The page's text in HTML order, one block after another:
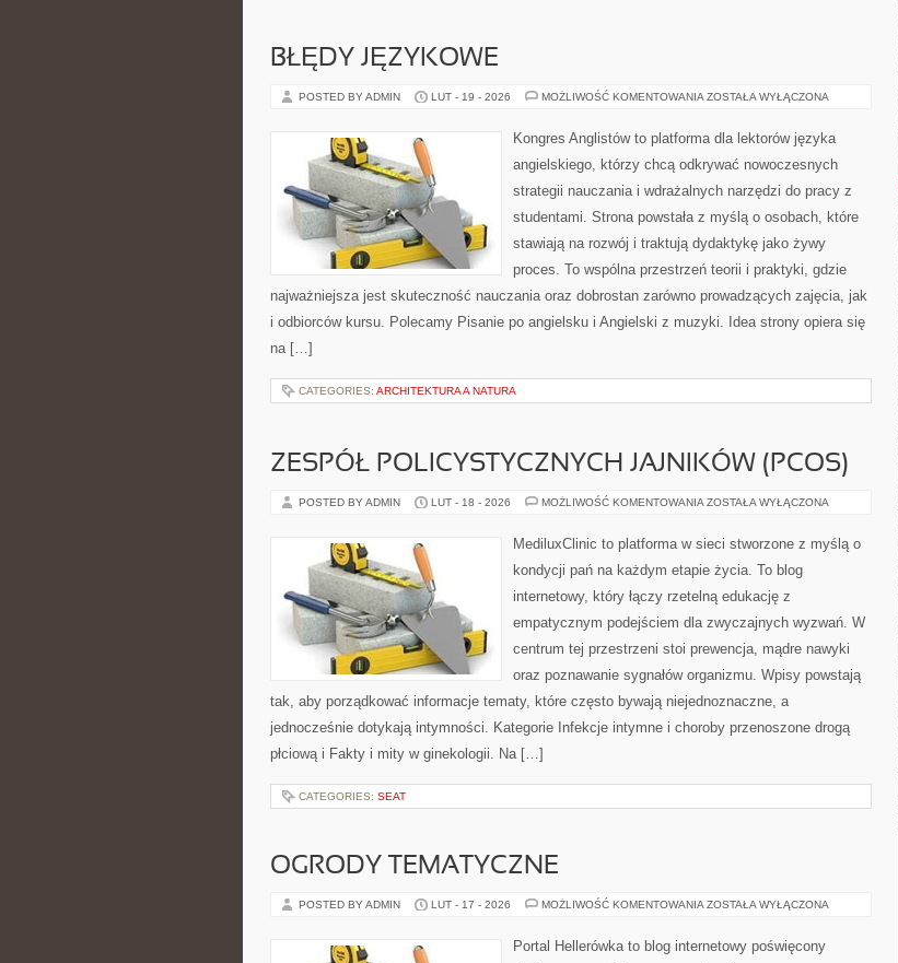
BŁĘDY JĘZYKOWE
POSTED BY ADMIN LUT - 19 - 2026 MOŻLIWOŚĆ KOMENTOWANIA BŁĘDY
ZOSTAŁA WYŁĄCZONA
Kongres Anglistów to platforma dla lektorów języka
angielskiego, którzy chcą odkrywać nowoczesnych
strategii nauczania i wdrażalnych narzędzi do pracy z
studentami. Strona powstała z myślą o osobach, które
stawiają na rozwój i traktują dydaktykę jako żywy
proces. To wspólna przestrzeń teorii i praktyki, gdzie
najważniejsza jest skuteczność nauczania oraz dobrostan zarówno prowadzących zajęcia, jak
i odbiorców kursu. Polecamy Pisanie po angielsku i Angielski z muzyki. Idea strony opiera się
na […]
CATEGORIES: ARCHITEKTURA A NATURA
ZESPÓŁ POLICYSTYCZNYCH JAJNIKÓW (PCOS)
POSTED BY ADMIN LUT - 18 - 2026 MOŻLIWOŚĆ KOMENTOWANIA ZESPÓŁ
(PCOS)
ZOSTAŁA WYŁĄCZONA
MediluxClinic to platforma w sieci stworzone z myślą o
kondycji pań na każdym etapie życia. To blog
internetowy, który łączy rzetelną edukację z
empatycznym podejściem dla zwyczajnych wyzwań. W
centrum tej przestrzeni stoi prewencja, mądre nawyki
oraz poznawanie sygnałów organizmu. Wpisy powstają
tak, aby porządkować informacje tematy, które często bywają niejednoznaczne, a
jednocześnie dotykają intymności. Kategorie Infekcje intymne i choroby przenoszone drogą
płciową i Fakty i mity w ginekologii. Na […]
CATEGORIES: SEAT
OGRODY TEMATYCZNE
POSTED BY ADMIN LUT - 17 - 2026 MOŻLIWOŚĆ KOMENTOWANIA OGRODY
ZOSTAŁA WYŁĄCZONA
Portal Hellerówka to blog internetowy poświęcony